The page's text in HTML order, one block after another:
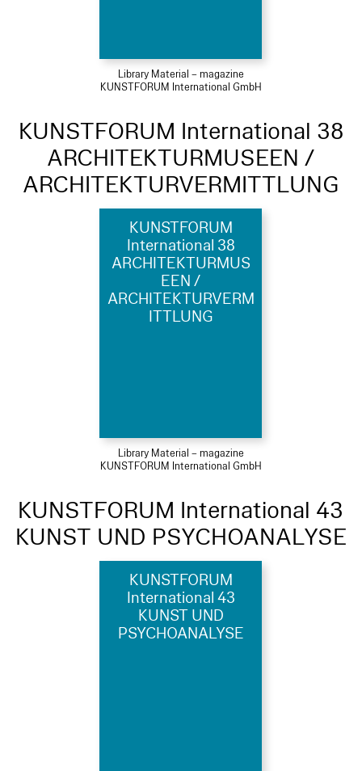
Library Material – magazine
KUNSTFORUM International GmbH
KUNSTFORUM International 38
ARCHITEKTURMUSEEN /
ARCHITEKTURVERMITTLUNG
KUNSTFORUM
International 38
ARCHITEKTURMUS
EEN /
ARCHITEKTURVERM
ITTLUNG
Library Material – magazine
KUNSTFORUM International GmbH
KUNSTFORUM International 43
KUNST UND PSYCHOANALYSE
KUNSTFORUM
International 43
KUNST UND
PSYCHOANALYSE